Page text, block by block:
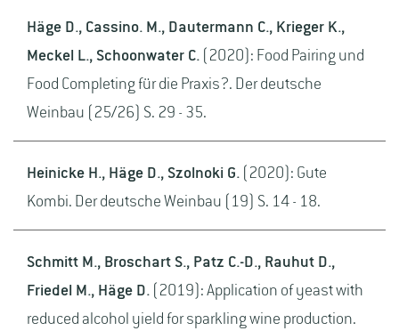
Häge D., Cassino. M., Dautermann C., Krieger K.,
Meckel L., Schoonwater C. (2020): Food Pairing und
Food Completing für die Praxis?. Der deutsche
Weinbau (25/26) S. 29 - 35.
Heinicke H., Häge D., Szolnoki G. (2020): Gute
Kombi. Der deutsche Weinbau (19) S. 14 - 18.
Schmitt M., Broschart S., Patz C.-D., Rauhut D.,
Friedel M., Häge D. (2019): Application of yeast with
reduced alcohol yield for sparkling wine production.